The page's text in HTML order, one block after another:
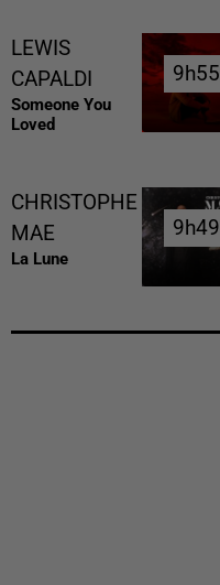
LEWIS
CAPALDI
Someone You
Loved
9h55
9h55
CHRISTOPHE
MAE
La Lune
9h49
9h49